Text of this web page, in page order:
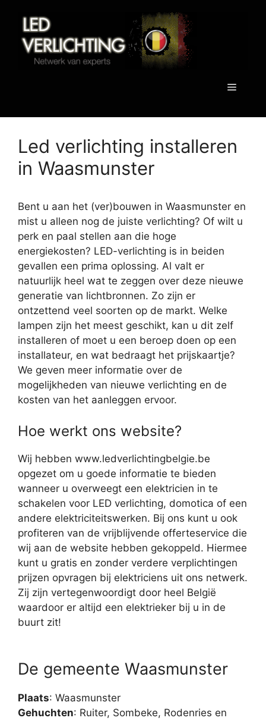
inhoud
Menu
Led verlichting installeren
in Waasmunster
Bent u aan het (ver)bouwen in Waasmunster en
mist u alleen nog de juiste verlichting? Of wilt u
perk en paal stellen aan die hoge
energiekosten? LED-verlichting is in beiden
gevallen een prima oplossing. Al valt er
natuurlijk heel wat te zeggen over deze nieuwe
generatie van lichtbronnen. Zo zijn er
ontzettend veel soorten op de markt. Welke
lampen zijn het meest geschikt, kan u dit zelf
installeren of moet u een beroep doen op een
installateur, en wat bedraagt het prijskaartje?
We geven meer informatie over de
mogelijkheden van nieuwe verlichting en de
kosten van het aanleggen ervoor.
Hoe werkt ons website?
Wij hebben www.ledverlichtingbelgie.be
opgezet om u goede informatie te bieden
wanneer u overweegt een elektricien in te
schakelen voor LED verlichting, domotica of een
andere elektriciteitswerken. Bij ons kunt u ook
profiteren van de vrijblijvende offerteservice die
wij aan de website hebben gekoppeld. Hiermee
kunt u gratis en zonder verdere verplichtingen
prijzen opvragen bij elektriciens uit ons netwerk.
Zij zijn vertegenwoordigt door heel België
waardoor er altijd een elektrieker bij u in de
buurt zit!
De gemeente Waasmunster
Plaats: Waasmunster
Gehuchten: Ruiter, Sombeke, Rodenries en